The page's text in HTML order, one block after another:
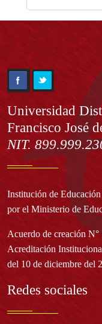
Información
Universidad
Francisco José
NIT.
Institución de
por el Ministerio de
Acuerdo de creación
Acreditación
del 10 de diciembre del
Redes sociales